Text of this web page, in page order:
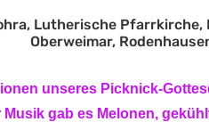
Lutherische
Oberweimar,
unseres Picknick-
gab es Melonen,